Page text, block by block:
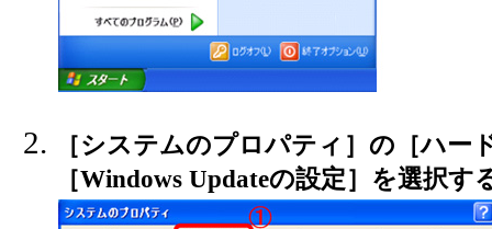
［システムのプロパティ］の［ハー
［Windows Updateの設定］を選択す